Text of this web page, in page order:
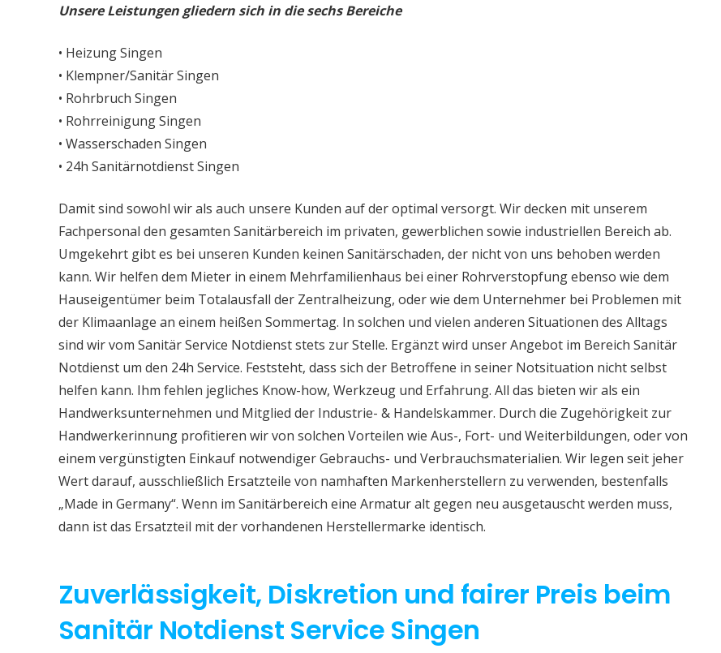
Unsere Leistungen gliedern sich in die sechs Bereiche
• Heizung Singen
• Klempner/Sanitär Singen
• Rohrbruch Singen
• Rohrreinigung Singen
• Wasserschaden Singen
• 24h Sanitärnotdienst Singen
Damit sind sowohl wir als auch unsere Kunden auf der optimal versorgt. Wir decken mit unserem
Fachpersonal den gesamten Sanitärbereich im privaten, gewerblichen sowie industriellen Bereich ab.
Umgekehrt gibt es bei unseren Kunden keinen Sanitärschaden, der nicht von uns behoben werden
kann. Wir helfen dem Mieter in einem Mehrfamilienhaus bei einer Rohrverstopfung ebenso wie dem
Hauseigentümer beim Totalausfall der Zentralheizung, oder wie dem Unternehmer bei Problemen mit
der Klimaanlage an einem heißen Sommertag. In solchen und vielen anderen Situationen des Alltags
sind wir vom Sanitär Service Notdienst stets zur Stelle. Ergänzt wird unser Angebot im Bereich Sanitär
Notdienst um den 24h Service. Feststeht, dass sich der Betroffene in seiner Notsituation nicht selbst
helfen kann. Ihm fehlen jegliches Know-how, Werkzeug und Erfahrung. All das bieten wir als ein
Handwerksunternehmen und Mitglied der Industrie- & Handelskammer. Durch die Zugehörigkeit zur
Handwerkerinnung profitieren wir von solchen Vorteilen wie Aus-, Fort- und Weiterbildungen, oder von
einem vergünstigten Einkauf notwendiger Gebrauchs- und Verbrauchsmaterialien. Wir legen seit jeher
Wert darauf, ausschließlich Ersatzteile von namhaften Markenherstellern zu verwenden, bestenfalls
„Made in Germany“. Wenn im Sanitärbereich eine Armatur alt gegen neu ausgetauscht werden muss,
dann ist das Ersatzteil mit der vorhandenen Herstellermarke identisch.
Zuverlässigkeit, Diskretion und fairer Preis beim
Sanitär Notdienst Service Singen